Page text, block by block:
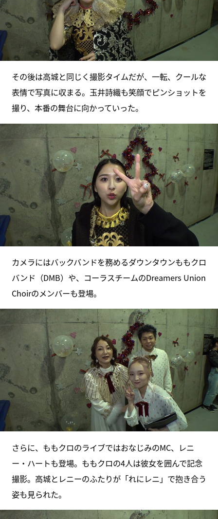
その後は高城と同じく撮影タイムだが、一転、クールな
表情で写真に収まる。玉井詩織も笑顔でピンショットを
撮り、本番の舞台に向かっていった。
カメラにはバックバンドを務めるダウンタウンももクロ
バンド（DMB）や、コーラスチームのDreamers Union
Choirのメンバーも登場。
さらに、ももクロのライブではおなじみのMC、レニ
ー・ハートも登場。ももクロの4人は彼女を囲んで記念
撮影。高城とレニーのふたりが「れにレニ」で抱き合う
姿も見られた。